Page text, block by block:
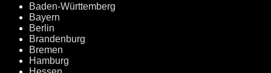
Baden-Württemberg
Bayern
Berlin
Brandenburg
Bremen
Hamburg